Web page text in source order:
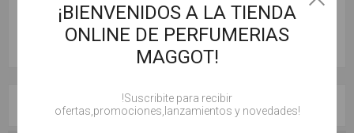
RESEÑAS
¡BIENVENIDOS A LA TIENDA
ONLINE DE PERFUMERIAS
MAGGOT!
!Suscribite para recibir
ofertas,promociones,lanzamientos y novedades!